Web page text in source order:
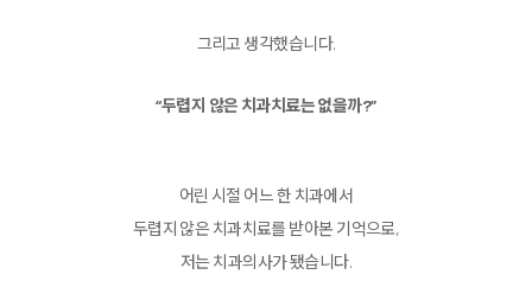
그리고 생각했습니다.
“두렵지 않은 치과치료는 없을까?”
어린 시절 어느 한 치과에서
두렵지 않은 치과치료를 받아본 기억으로,
저는 치과의사가 됐습니다.